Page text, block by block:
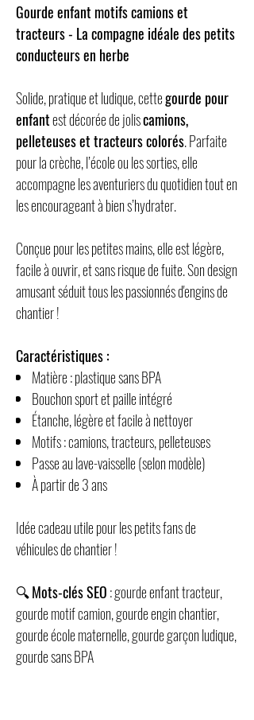
Gourde enfant motifs camions et
tracteurs - La compagne idéale des petits
conducteurs en herbe
Solide, pratique et ludique, cettegourde pour
enfantest décorée de joliscamions,
pelleteuses et tracteurs colorés. Parfaite
pour la crèche, l’école ou les sorties, elle
accompagne les aventuriers du quotidien tout en
les encourageant à bien s’hydrater.
Conçue pour les petites mains, elle est légère,
facile à ouvrir, et sans risque de fuite. Son design
amusant séduit tous les passionnés d'engins de
chantier !
Caractéristiques :
Matière : plastique sans BPA
Bouchon sport et paille intégré
Étanche, légère et facile à nettoyer
Motifs : camions, tracteurs, pelleteuses
Passe au lave-vaisselle (selon modèle)
À partir de 3 ans
Idée cadeau utile pour les petits fans de
véhicules de chantier !
🔍Mots-clés SEO: gourde enfant tracteur,
gourde motif camion, gourde engin chantier,
gourde école maternelle, gourde garçon ludique,
gourde sans BPA